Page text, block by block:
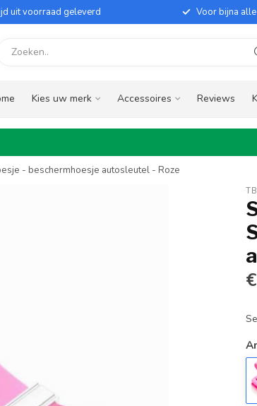
uit voorraad geleverd Voor bijna
Kies uw merk Accessoires Reviews
- beschermhoesje autosleutel - Roze